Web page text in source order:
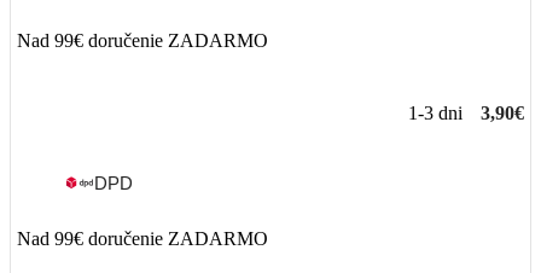
Nad 99€ doručenie ZADARMO
1-3 dni 3,90€
DPD
Nad 99€ doručenie ZADARMO